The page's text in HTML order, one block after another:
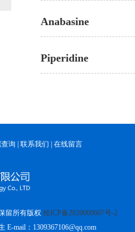
Anabasine
Piperidine
询 联系我们 在线留言
留所有版权 桂ICP备2020009607号-2
E-mail：1309367106@qq.com